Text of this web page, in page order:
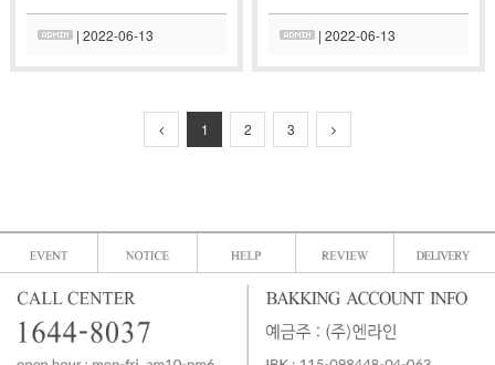
| 2022-06-13 | 2022-06-13
1 2 3